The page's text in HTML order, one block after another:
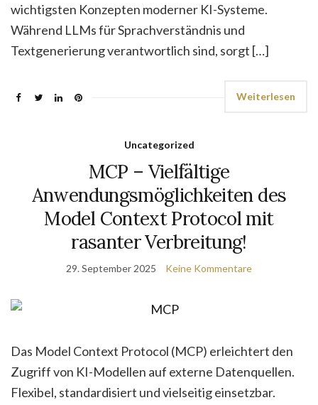
wichtigsten Konzepten moderner KI-Systeme.
Während LLMs für Sprachverständnis und
Textgenerierung verantwortlich sind, sorgt […]
Weiterlesen
Uncategorized
MCP – Vielfältige
Anwendungsmöglichkeiten des
Model Context Protocol mit
rasanter Verbreitung!
29. September 2025 Keine Kommentare
Das Model Context Protocol (MCP) erleichtert den
Zugriff von KI-Modellen auf externe Datenquellen.
Flexibel, standardisiert und vielseitig einsetzbar.